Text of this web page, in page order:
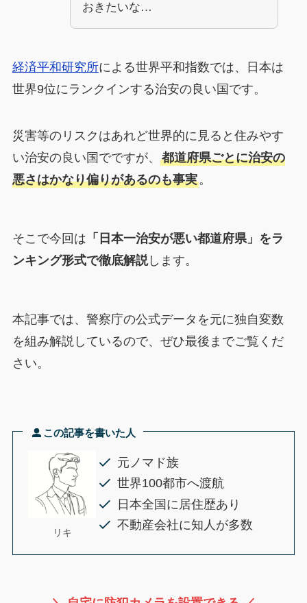
おきたいな…
経済平和研究所による世界平和指数では、日本は
世界9位にランクインする治安の良い国です。
災害等のリスクはあれど世界的に見ると住みやす
い治安の良い国でですが、 都道府県ごとに治安の
悪さはかなり偏りがあるのも事実。
そこで今回は 「日本一治安が悪い都道府県」をラ
ンキング形式で徹底解説します。
本記事では、警察庁の公式データを元に独自変数
を組み解説しているので、ぜひ最後までご覧くだ
さい。
この記事を書いた人
リキ
元ノマド族
世界100都市へ渡航
日本全国に居住歴あり
不動産会社に知人が多数